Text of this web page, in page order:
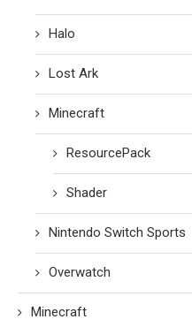
Halo
Lost Ark
Minecraft
ResourcePack
Shader
Nintendo Switch Sports
Overwatch
Minecraft